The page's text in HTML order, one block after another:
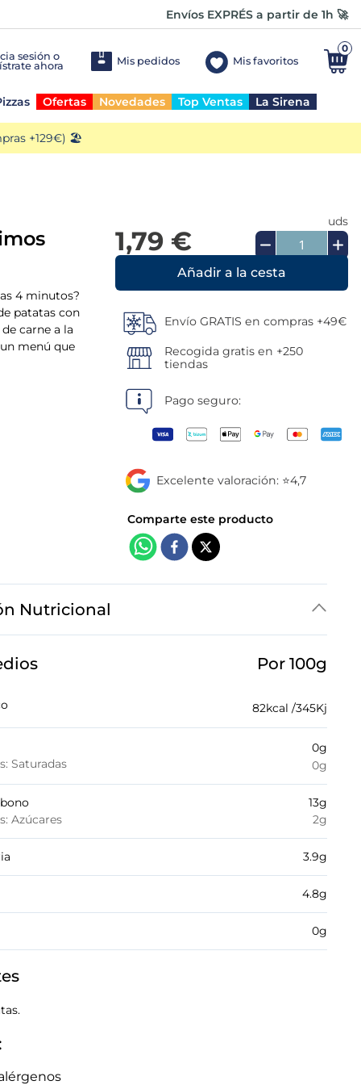
Envíos EXPRÉS a partir de 1h 🚀
Mis pedidos Mis favoritos
0
Ofertas Novedades Top Ventas La Sirena
+129€) 🏖️
4 minutos?
patatas con
carne a la
menú que
1,79 €
uds
Añadir a la cesta
Envío GRATIS en compras +49€
Recogida gratis en +250
tiendas
Pago seguro:
Excelente valoración: ⭐4,7
Nutricional
Por 100g
82kcal /345Kj
Saturadas
0g
0g
Azúcares
13g
2g
3.9g
4.8g
0g